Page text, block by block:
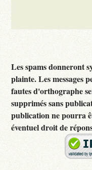
Les spams donneront
plainte. Les messages
fautes d'orthographe
supprimés sans
publication ne pourra
éventuel droit de